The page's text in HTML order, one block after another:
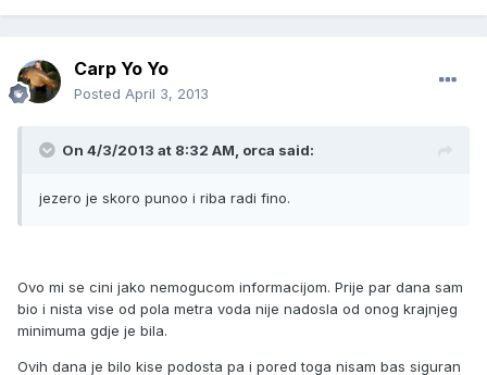
Carp Yo Yo
Posted April 3, 2013
On 4/3/2013 at 8:32 AM, orca said:
jezero je skoro punoo i riba radi fino.
Ovo mi se cini jako nemogucom informacijom. Prije par dana sam
bio i nista vise od pola metra voda nije nadosla od onog krajnjeg
minimuma gdje je bila.
Ovih dana je bilo kise podosta pa i pored toga nisam bas siguran